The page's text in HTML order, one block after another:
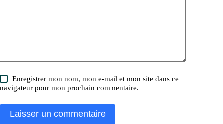
Enregistrer mon nom, mon e-mail et mon site dans ce
navigateur pour mon prochain commentaire.
Laisser un commentaire